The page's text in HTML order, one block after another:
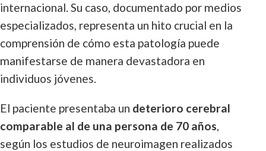
internacional. Su caso, documentado por medios
especializados, representa un hito crucial en la
comprensión de cómo esta patología puede
manifestarse de manera devastadora en
individuos jóvenes.
El paciente presentaba un deterioro cerebral
comparable al de una persona de 70 años,
según los estudios de neuroimagen realizados